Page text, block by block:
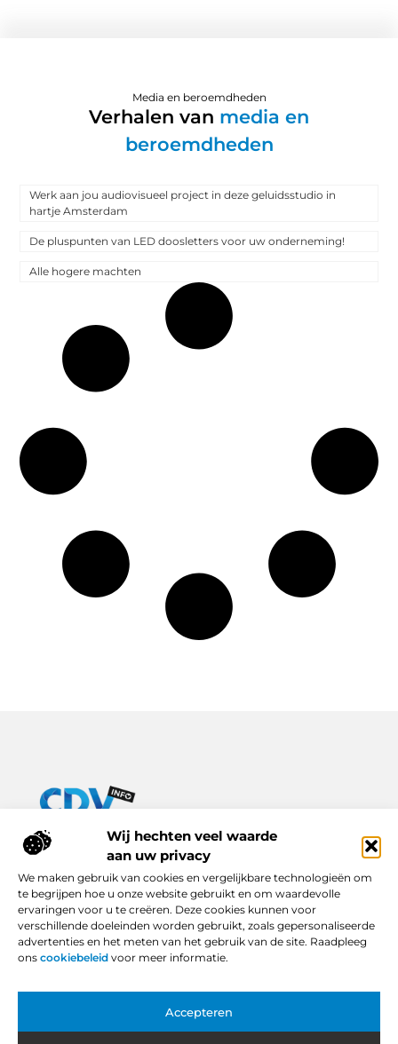
Wij hechten veel waarde
aan uw privacy
We maken gebruik van cookies en vergelijkbare technologieën om
te begrijpen hoe u onze website gebruikt en om waardevolle
ervaringen voor u te creëren. Deze cookies kunnen voor
verschillende doeleinden worden gebruikt, zoals gepersonaliseerde
advertenties en het meten van het gebruik van de site. Raadpleeg
ons cookiebeleid voor meer informatie.
Accepteren
Media en beroemdheden
Verhalen van media en
beroemdheden
Werk aan jou audiovisueel project in deze geluidsstudio in
hartje Amsterdam
De pluspunten van LED doosletters voor uw onderneming!
Alle hogere machten
Van praktische tips tot inspirerende verhalen – alles op Cdv-
Ontdek een breed scala aan blogs en artikelen die je dagelijks
leven verrijken, van handige adviezen tot boeiende inzichten.
Bericht categorie
Onze informatie